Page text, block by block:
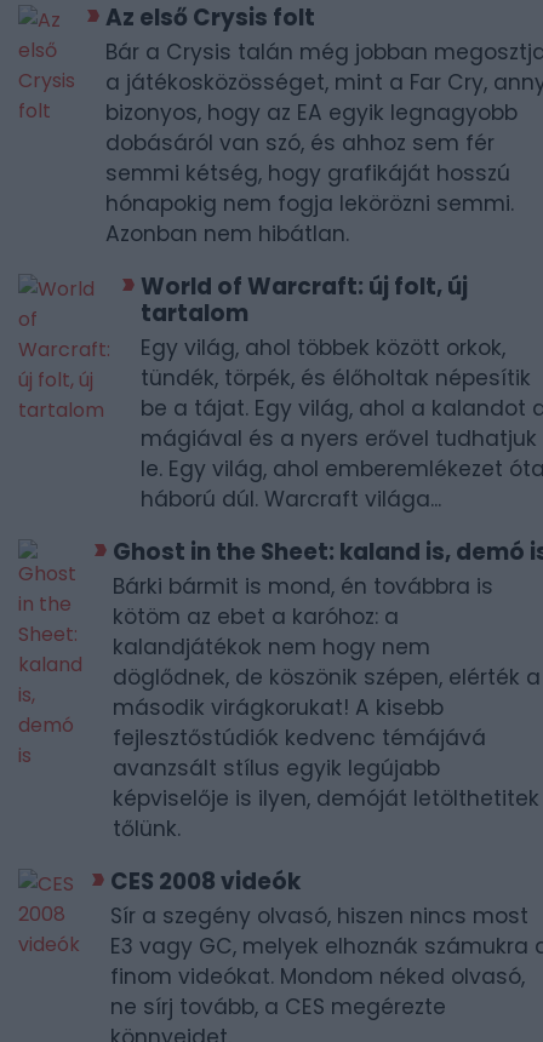
Az első Crysis folt
Bár a Crysis talán még jobban
a játékosközösséget, mint a Far Cry,
bizonyos, hogy az EA egyik legnagyobb
dobásáról van szó, és ahhoz sem fér
semmi kétség, hogy grafikáját hosszú
hónapokig nem fogja lekörözni semmi.
Azonban nem hibátlan.
World of Warcraft: új folt, új
tartalom
Egy világ, ahol többek között orkok,
tündék, törpék, és élőholtak népesítik
be a tájat. Egy világ, ahol a kalandot
mágiával és a nyers erővel tudhatjuk
le. Egy világ, ahol emberemlékezet
háború dúl. Warcraft világa...
Ghost in the Sheet: kaland is, demó
Bárki bármit is mond, én továbbra is
kötöm az ebet a karóhoz: a
kalandjátékok nem hogy nem
döglődnek, de köszönik szépen, elérték a
második virágkorukat! A kisebb
fejlesztőstúdiók kedvenc témájává
avanzsált stílus egyik legújabb
képviselője is ilyen, demóját letölthetitek
tőlünk.
CES 2008 videók
Sír a szegény olvasó, hiszen nincs most
E3 vagy GC, melyek elhoznák számukra
finom videókat. Mondom néked olvasó,
ne sírj tovább, a CES megérezte